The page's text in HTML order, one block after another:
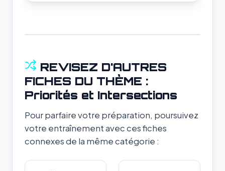
REVISEZ D'AUTRES
FICHES DU THÈME :
Priorités et Intersections
Pour parfaire votre préparation, poursuivez
votre entraînement avec ces fiches
connexes de la même catégorie :